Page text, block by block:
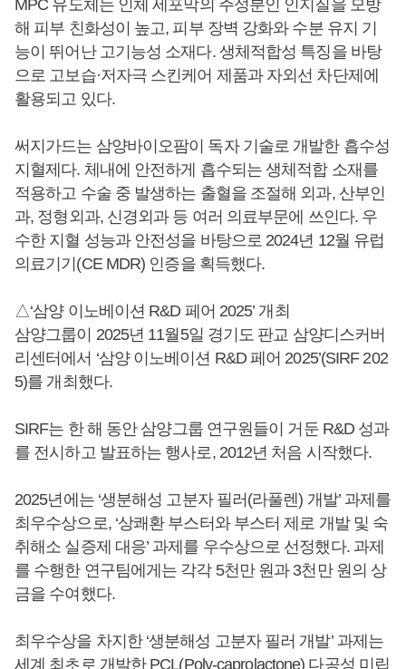
MPC 유도체는 인체 세포막의 주성분인 인지질을 모방
해 피부 친화성이 높고, 피부 장벽 강화와 수분 유지 기
능이 뛰어난 고기능성 소재다. 생체적합성 특징을 바탕
으로 고보습·저자극 스킨케어 제품과 자외선 차단제에
활용되고 있다.
써지가드는 삼양바이오팜이 독자 기술로 개발한 흡수성
지혈제다. 체내에 안전하게 흡수되는 생체적합 소재를
적용하고 수술 중 발생하는 출혈을 조절해 외과, 산부인
과, 정형외과, 신경외과 등 여러 의료부문에 쓰인다. 우
수한 지혈 성능과 안전성을 바탕으로 2024년 12월 유럽
의료기기(CE MDR) 인증을 획득했다.
△‘삼양 이노베이션 R&D 페어 2025’ 개최
삼양그룹이 2025년 11월5일 경기도 판교 삼양디스커버
리센터에서 ‘삼양 이노베이션 R&D 페어 2025’(SIRF 202
5)를 개최했다.
SIRF는 한 해 동안 삼양그룹 연구원들이 거둔 R&D 성과
를 전시하고 발표하는 행사로, 2012년 처음 시작했다.
2025년에는 ‘생분해성 고분자 필러(라풀렌) 개발’ 과제를
최우수상으로, ‘상쾌환 부스터와 부스터 제로 개발 및 숙
취해소 실증제 대응’ 과제를 우수상으로 선정했다. 과제
를 수행한 연구팀에게는 각각 5천만 원과 3천만 원의 상
금을 수여했다.
최우수상을 차지한 ‘생분해성 고분자 필러 개발’ 과제는
세계 최초로 개발한 PCL(Poly-caprolactone) 다공성 미립